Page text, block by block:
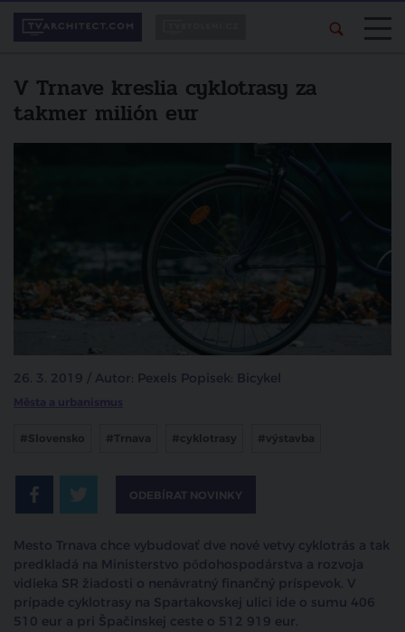
V Trnave kreslia cyklotrasy za
takmer milión eur
26. 3. 2019 / Autor: Pexels Popisek: Bicykel
Města a urbanismus
#Slovensko #Trnava #cyklotrasy #výstavba
ODEBÍRAT NOVINKY
Mesto Trnava chce vybudovať dve nové vetvy cyklotrás a tak
predkladá na Ministerstvo pôdohospodárstva a rozvoja
vidieka SR žiadosti o nenávratný finančný príspevok. V
prípade cyklotrasy na Spartakovskej ulici ide o sumu 406
510 eur a pri Špačinskej ceste o 512 919 eur.